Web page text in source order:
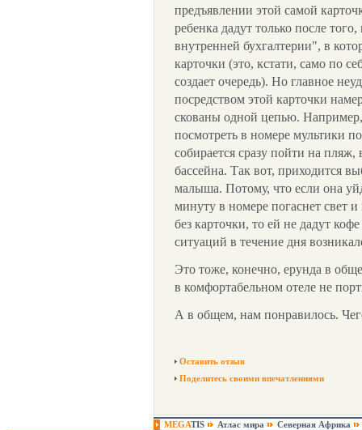
предъявлении этой самой
ребенка дадут только после
внутренней бухгалтерии", в
карточки (это, кстати, само по
создает очередь). Но главное
посредством этой карточки
скованы одной цепью.
посмотреть в номере мультики
собирается сразу пойти на
бассейна. Так вот, приходится
малыша. Потому, что если она
минуту в номере погаснет свет
без карточки, то ей не дадут
ситуаций в течение дня
Это тоже, конечно, ерунда в
в комфортабельном отеле не
А в общем, нам понравилось.
Оставить отзыв
Поделитесь своими впечатлениями
MEGATIS Атлас мира Северная Африка